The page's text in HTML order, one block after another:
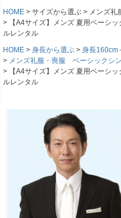
HOME
サイズから選ぶ メンズ礼
【A4サイズ】メンズ 夏用ベーシ
ルレンタル
HOME
身長から選ぶ 身長160cm
メンズ礼服・喪服 ベーシックシ
【A4サイズ】メンズ 夏用ベーシ
ルレンタル